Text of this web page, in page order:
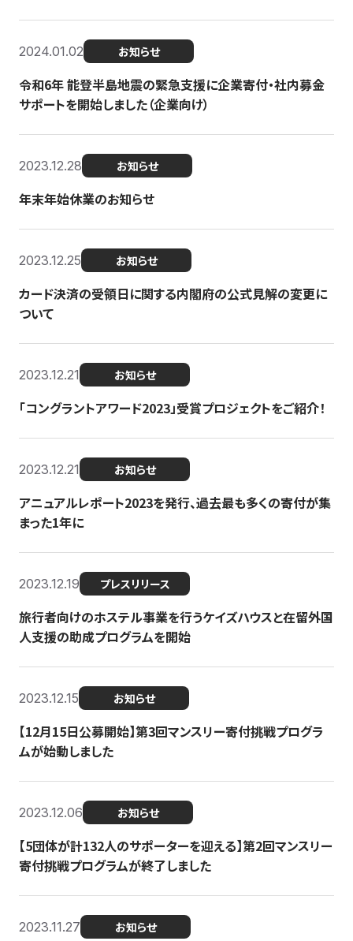
2024.01.02 お知らせ
令和6年 能登半島地震の緊急支援に企業寄付・社内募金
サポートを開始しました（企業向け）
2023.12.28 お知らせ
年末年始休業のお知らせ
2023.12.25 お知らせ
カード決済の受領日に関する内閣府の公式見解の変更に
ついて
2023.12.21 お知らせ
「コングラントアワード2023」受賞プロジェクトをご紹介！
2023.12.21 お知らせ
アニュアルレポート2023を発行、過去最も多くの寄付が集
まった1年に
2023.12.19 プレスリリース
旅行者向けのホステル事業を行うケイズハウスと在留外国
人支援の助成プログラムを開始
2023.12.15 お知らせ
【12月15日公募開始】第3回マンスリー寄付挑戦プログラ
ムが始動しました
2023.12.06 お知らせ
【5団体が計132人のサポーターを迎える】第2回マンスリー
寄付挑戦プログラムが終了しました
2023.11.27 お知らせ